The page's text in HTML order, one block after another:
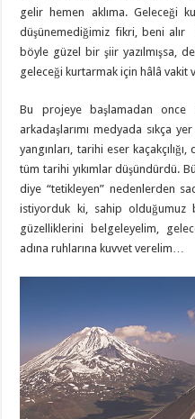
gelir hemen aklıma. Geleceği
düşünemediğimiz fikri, beni alır
böyle güzel bir şiir yazılmışsa,
geleceği kurtarmak için hâlâ vakit
Bu projeye başlamadan
arkadaşlarımı medyada sıkça
yangınları, tarihi eser
tüm tarihi yıkımlar düşündürdü.
diye “tetikleyen” nedenlerden
istiyorduk ki, sahip olduğumuz
güzelliklerini belgeleyelim,
adına ruhlarına kuvvet verelim…